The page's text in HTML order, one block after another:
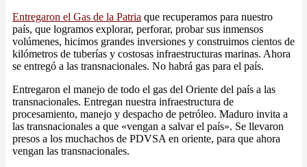
Entregaron el Gas de la Patria que recuperamos para nuestro
país, que logramos explorar, perforar, probar sus inmensos
volúmenes, hicimos grandes inversiones y construimos cientos de
kilómetros de tuberías y costosas infraestructuras marinas. Ahora
se entregó a las transnacionales. No habrá gas para el país.
Entregaron el manejo de todo el gas del Oriente del país a las
transnacionales. Entregan nuestra infraestructura de
procesamiento, manejo y despacho de petróleo. Maduro invita a
las transnacionales a que «vengan a salvar el país». Se llevaron
presos a los muchachos de PDVSA en oriente, para que ahora
vengan las transnacionales.